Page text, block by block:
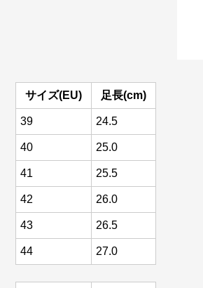
サイズ(EU) 足長(cm)
39 24.5
40 25.0
41 25.5
42 26.0
43 26.5
44 27.0